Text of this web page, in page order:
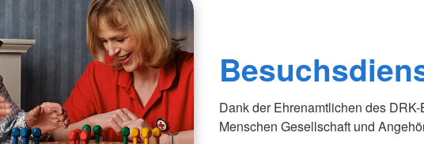
Dank der Ehrenamtlichen des
Menschen Gesellschaft und